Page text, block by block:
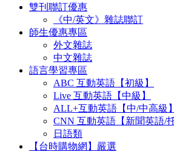
雙刊聯訂優惠
《中/英文》雜誌聯訂
師生優惠專區
外文雜誌
中文雜誌
語言學習專區
ABC 互動英語【初級】
Live 互動英語【中級】
ALL+互動英語【中/中高級】
CNN 互動英語【新聞英語/托
日語類
【台時購物網】嚴選